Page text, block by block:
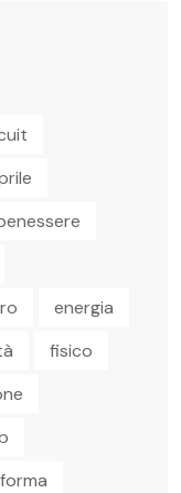
energia
fisico